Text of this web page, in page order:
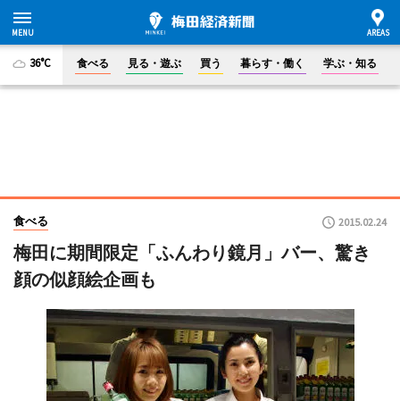
36°C 食べる 見る・遊ぶ 買う 暮らす・働く 学ぶ・知る
食べる 2015.02.24
梅田に期間限定「ふんわり鏡月」バー、驚き
顔の似顔絵企画も